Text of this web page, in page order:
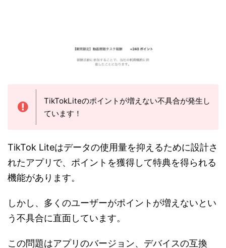
TikTokLiteのポイントが増えない不具合が発生し
ています！
TikTok Liteはデータの使用量を抑えるために設計さ
れたアプリで、ポイントを獲得して特典を得られる
機能があります。
しかし、多くのユーザーがポイントが増えないとい
う不具合に直面しています。
この問題はアプリのバージョン、デバイスの互換